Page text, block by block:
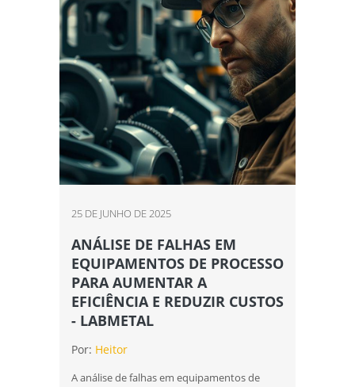
25 DE JUNHO DE 2025
ANÁLISE DE FALHAS EM
EQUIPAMENTOS DE PROCESSO
PARA AUMENTAR A
EFICIÊNCIA E REDUZIR CUSTOS
- LABMETAL
Por: Heitor
A análise de falhas em equipamentos de